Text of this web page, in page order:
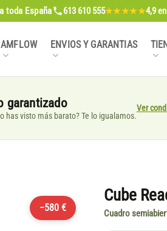
a toda España 613 610 555★★★★★4,9
AMFLOW ENVIOS Y GARANTIAS
garantizado
has visto más barato? Te lo igualamos.
Ver
−580 €
Cube
Cuadro